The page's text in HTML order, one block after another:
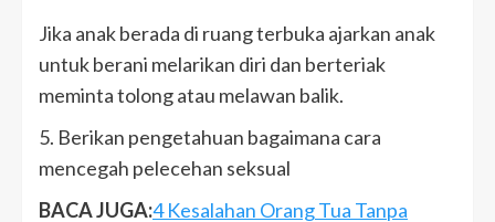
Jika anak berada di ruang terbuka ajarkan anak
untuk berani melarikan diri dan berteriak
meminta tolong atau melawan balik.
5. Berikan pengetahuan bagaimana cara
mencegah pelecehan seksual
BACA JUGA:4 Kesalahan Orang Tua Tanpa